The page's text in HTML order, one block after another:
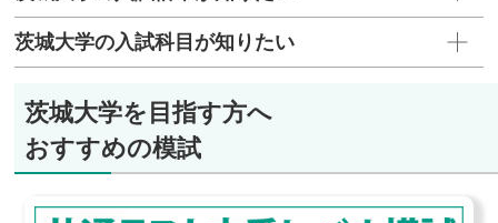
茨城大学の入試科目が知りたい
茨城大学を目指す方へ
おすすめの模試